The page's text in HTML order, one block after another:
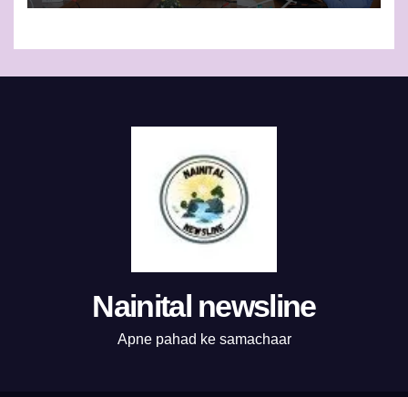
Nainital newsline
Apne pahad ke samachaar